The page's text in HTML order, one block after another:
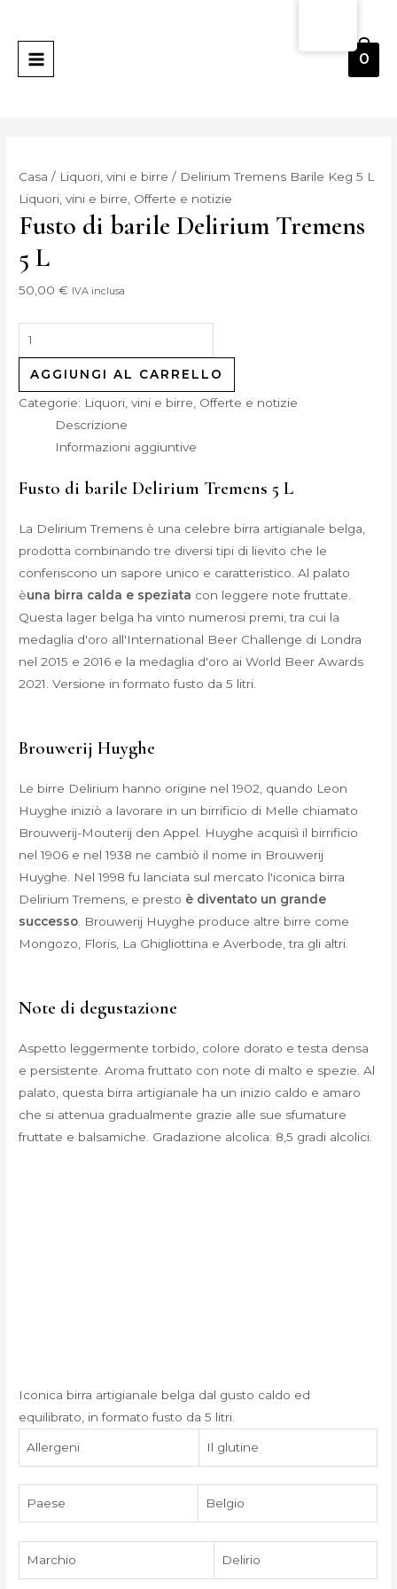
contenutoPRINCIPALE
0
Casa / Liquori, vini e birre / Delirium Tremens Barile Keg 5 L
Liquori, vini e birre Offerte e notizie
Fusto di barile Delirium Tremens
5 L
50,00€ IVA inclusa
Tremens
Barril
AGGIUNGI AL CARRELLO
Categorie: Liquori, vini e birre Offerte e notizie
Descrizione
Informazioni aggiuntive
Fusto di barile Delirium Tremens 5 L
La Delirium Tremens è una celebre birra artigianale belga,
prodotta combinando tre diversi tipi di lievito che le
conferiscono un sapore unico e caratteristico. Al palato
èuna birra calda e speziata con leggere note fruttate.
Questa lager belga ha vinto numerosi premi, tra cui la
medaglia d'oro all'International Beer Challenge di Londra
nel 2015 e 2016 e la medaglia d'oro ai World Beer Awards
2021. Versione in formato fusto da 5 litri.
Brouwerij Huyghe
Le birre Delirium hanno origine nel 1902, quando Leon
Huyghe iniziò a lavorare in un birrificio di Melle chiamato
Brouwerij-Mouterij den Appel. Huyghe acquisì il birrificio
nel 1906 e nel 1938 ne cambiò il nome in Brouwerij
Huyghe. Nel 1998 fu lanciata sul mercato l'iconica birra
Delirium Tremens, e presto è diventato un grande
successo. Brouwerij Huyghe produce altre birre come
Mongozo, Floris, La Ghigliottina e Averbode, tra gli altri.
Note di degustazione
Aspetto leggermente torbido, colore dorato e testa densa
e persistente. Aroma fruttato con note di malto e spezie. Al
palato, questa birra artigianale ha un inizio caldo e amaro
che si attenua gradualmente grazie alle sue sfumature
fruttate e balsamiche. Gradazione alcolica: 8,5 gradi alcolici.
Iconica birra artigianale belga dal gusto caldo ed
equilibrato, in formato fusto da 5 litri.
Allergeni Il glutine
Paese Belgio
Marchio Delirio